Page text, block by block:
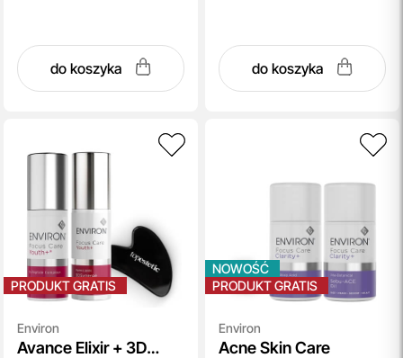
do koszyka do koszyka
PRODUKT GRATIS
Environ
Avance Elixir + 3D
NOWOŚĆ
PRODUKT GRATIS
Environ
Acne Skin Care